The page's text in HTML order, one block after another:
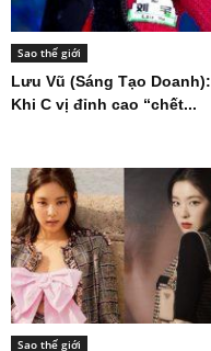
Sao thế giới
Lưu Vũ (Sáng Tạo Doanh):
Khi C vị đỉnh cao “chết...
Sao thế giới